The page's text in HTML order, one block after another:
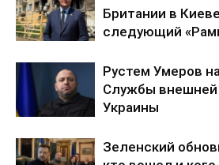
КавПолит
Британии в
следующий
Рустем Умеров
Службы внешней
Украины
Зеленский